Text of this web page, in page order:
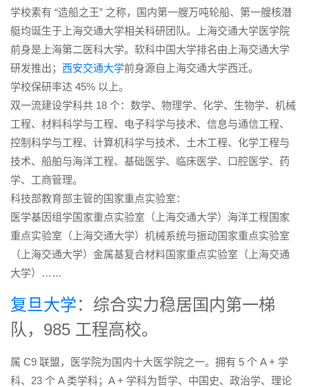
学校素有 “造船之王” 之称，国内第一艘万吨轮船、第一艘核潜
艇均诞生于上海交通大学相关科研团队。上海交通大学医学院
前身是上海第二医科大学。软科中国大学排名由上海交通大学
研发推出； 西安交通大学前身源自上海交通大学西迁。
学校保研率达 45% 以上。
双一流建设学科共 18 个：数学、物理学、化学、生物学、机械
工程、材料科学与工程、电子科学与技术、信息与通信工程、
控制科学与工程、计算机科学与技术、土木工程、化学工程与
技术、船舶与海洋工程、基础医学、临床医学、口腔医学、药
学、工商管理。
科技部教育部主管的国家重点实验室：
医学基因组学国家重点实验室（上海交通大学）海洋工程国家
重点实验室（上海交通大学）机械系统与振动国家重点实验室
（上海交通大学）金属基复合材料国家重点实验室（上海交通
大学）……
复旦大学：综合实力稳居国内第一梯
队，985 工程高校。
属 C9 联盟，医学院为国内十大医学院之一。拥有 5 个 A + 学
科、23 个 A 类学科；A + 学科为哲学、中国史、政治学、理论